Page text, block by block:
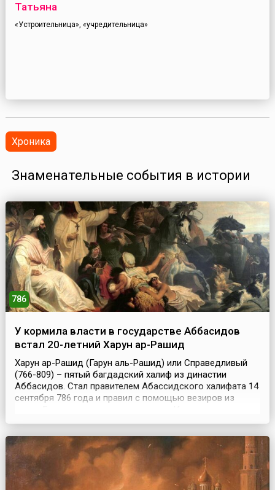
Татьяна
«Устроительница», «учредительница»
Хроника
Знаменательные события в истории
786
У кормила власти в государстве Аббасидов
встал 20-летний Харун ар-Рашид
Харун ар-Рашид (Гарун аль-Рашид) или Справедливый
(766-809) – пятый багдадский халиф из династии
Аббасидов. Стал правителем Абассидского халифата 14
сентября 786 года и правил с помощью везиров из
феодальную аристократию, а после их отстранения в 803
военного похода.Харун превратил Багдад в блестящ...